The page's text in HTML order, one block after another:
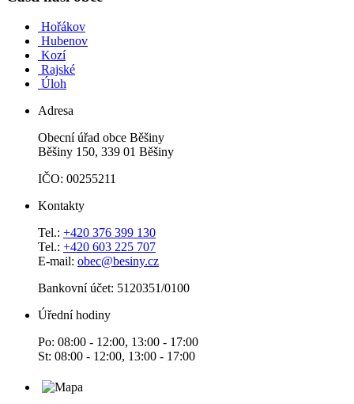
Hořákov
Hubenov
Kozí
Rajské
Úloh
Adresa
Obecní úřad obce Běšiny
Běšiny 150, 339 01 Běšiny
IČO: 00255211
Kontakty
Tel.: +420 376 399 130
Tel.: +420 603 225 707
E-mail: obec@besiny.cz
Bankovní účet: 5120351/0100
Úřední hodiny
Po: 08:00 - 12:00, 13:00 - 17:00
St: 08:00 - 12:00, 13:00 - 17:00